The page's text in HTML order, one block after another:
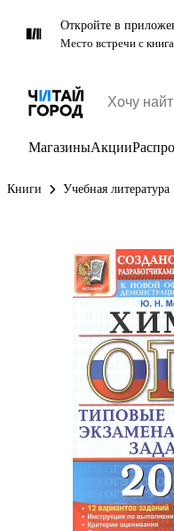
Откройте в
Место встречи с
МагазиныАкции
Книги Учебная литература